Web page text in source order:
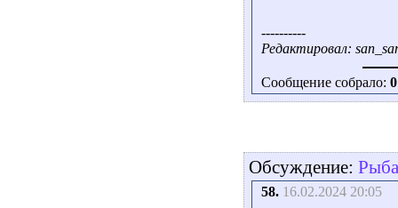
----------
Редактировал:
Сообщение собрало: 0
Обсуждение:
58. 16.02.2024 20:05